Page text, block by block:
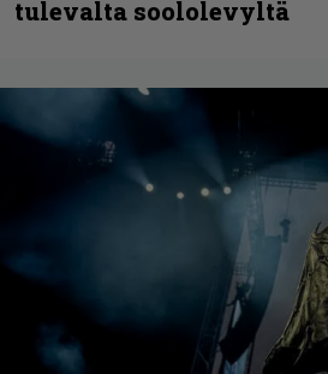
tulevalta soololevyltä